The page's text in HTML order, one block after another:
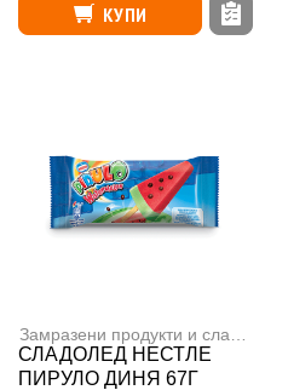
КУПИ
СЛАДОЛЕД НЕСТЛЕ
ПИРУЛО ДИНЯ 67Г